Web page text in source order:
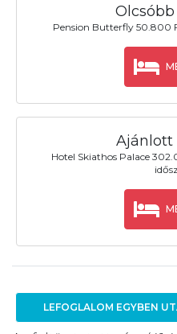
Pension Butterfly 50.800
Ajánlott
Hotel Skiathos Palace
LEFOGLALOM EGYBEN